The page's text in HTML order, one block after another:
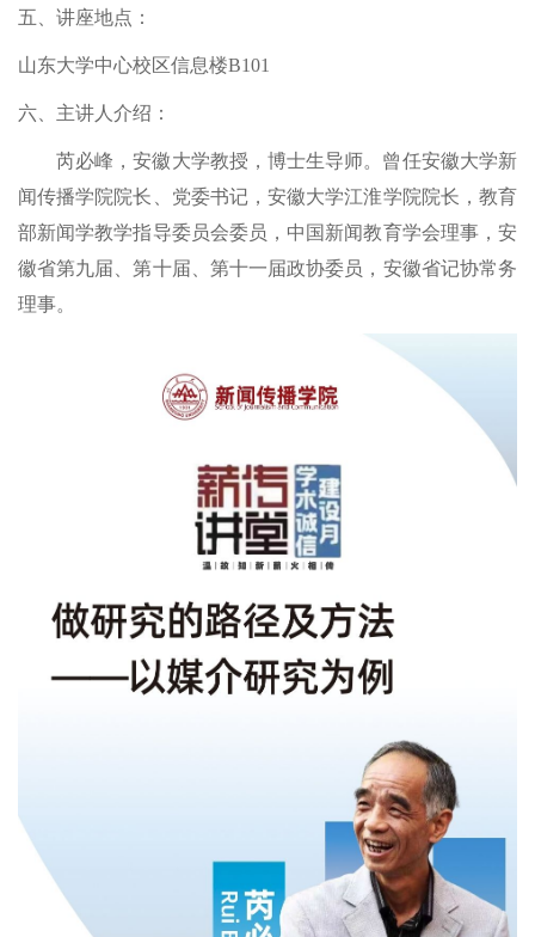
五、讲座地点 ：
山东大学中心校区信息楼B101
六、主讲人介绍：
芮必峰，安徽大学教授，博士生导师。曾任安徽大学新
闻传播学院院长、党委书记，安徽大学江淮学院院长，教育
部新闻学教学指导委员会委员，中国新闻教育学会理事，安
徽省第九届、第十届、第十一届政协委员，安徽省记协常务
理事。